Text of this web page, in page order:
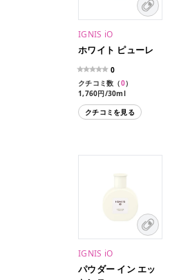
IGNIS iO
ホワイト ピューレ
0
クチコミ数（0）
1,760円/30ml
4,180円/80ml
クチコミを見る
IGNIS iO
パウダー イン エッ